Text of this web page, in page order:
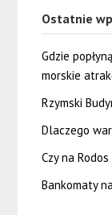
Ostatnie
Gdzie
morskie
Rzymski
Dlaczego
Czy na
Bankomaty